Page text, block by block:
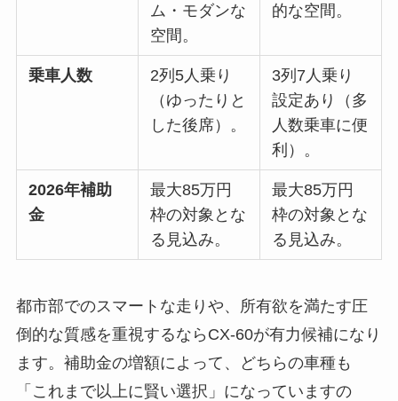
ム・モダンな
空間。
的な空間。
乗車人数
2列5人乗り
（ゆったりと
した後席）。
3列7人乗り
設定あり（多
人数乗車に便
利）。
2026年補助
金
最大85万円
枠の対象とな
る見込み。
最大85万円
枠の対象とな
る見込み。
都市部でのスマートな走りや、所有欲を満たす圧
倒的な質感を重視するならCX-60が有力候補になり
ます。補助金の増額によって、どちらの車種も
「これまで以上に賢い選択」になっていますの